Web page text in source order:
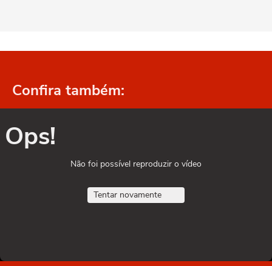
Confira também:
Ops!
Não foi possível reproduzir o vídeo
Tentar novamente